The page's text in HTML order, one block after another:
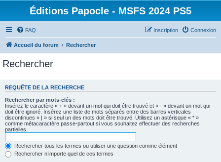
Éditions Papocle - MSFS 2024 PS5
FAQ Connexion
Inscription
Accueil du forum Rechercher
Rechercher
REQUÊTE DE LA RECHERCHE
Rechercher par mots-clés :
Insérez le caractère « + » devant un mot qui doit être trouvé et « - » devant un mot qui
doit être ignoré. Insérez une liste de mots séparés entre des barres verticales
discontinues « | » si seul un des mots doit être trouvé. Utilisez un astérisque « * »
comme métacaractère passe-partout si vous souhaitez effectuer des recherches
partielles.
Rechercher tous les termes ou utiliser une question comme élément
Rechercher n’importe quel de ces termes